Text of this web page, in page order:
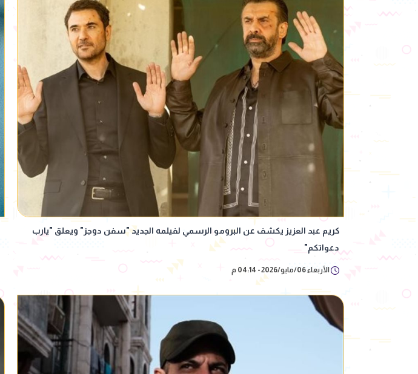
كريم عبد العزيز يكشف عن البرومو الرسمي لفيلمه الجديد "سفن دوجز" ويعلق "يارب
دعواتكم"
الأربعاء 06/مايو/2026 - 04:14 م